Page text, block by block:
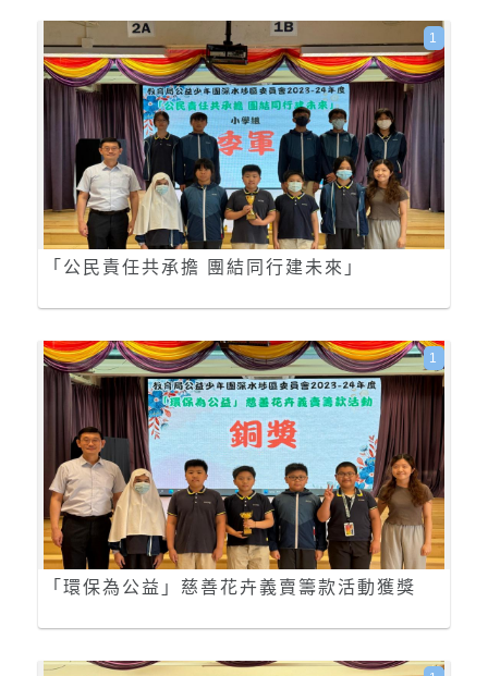
「公民責任共承擔 團結同行建未來」
1
「環保為公益」慈善花卉義賣籌款活動獲獎
1